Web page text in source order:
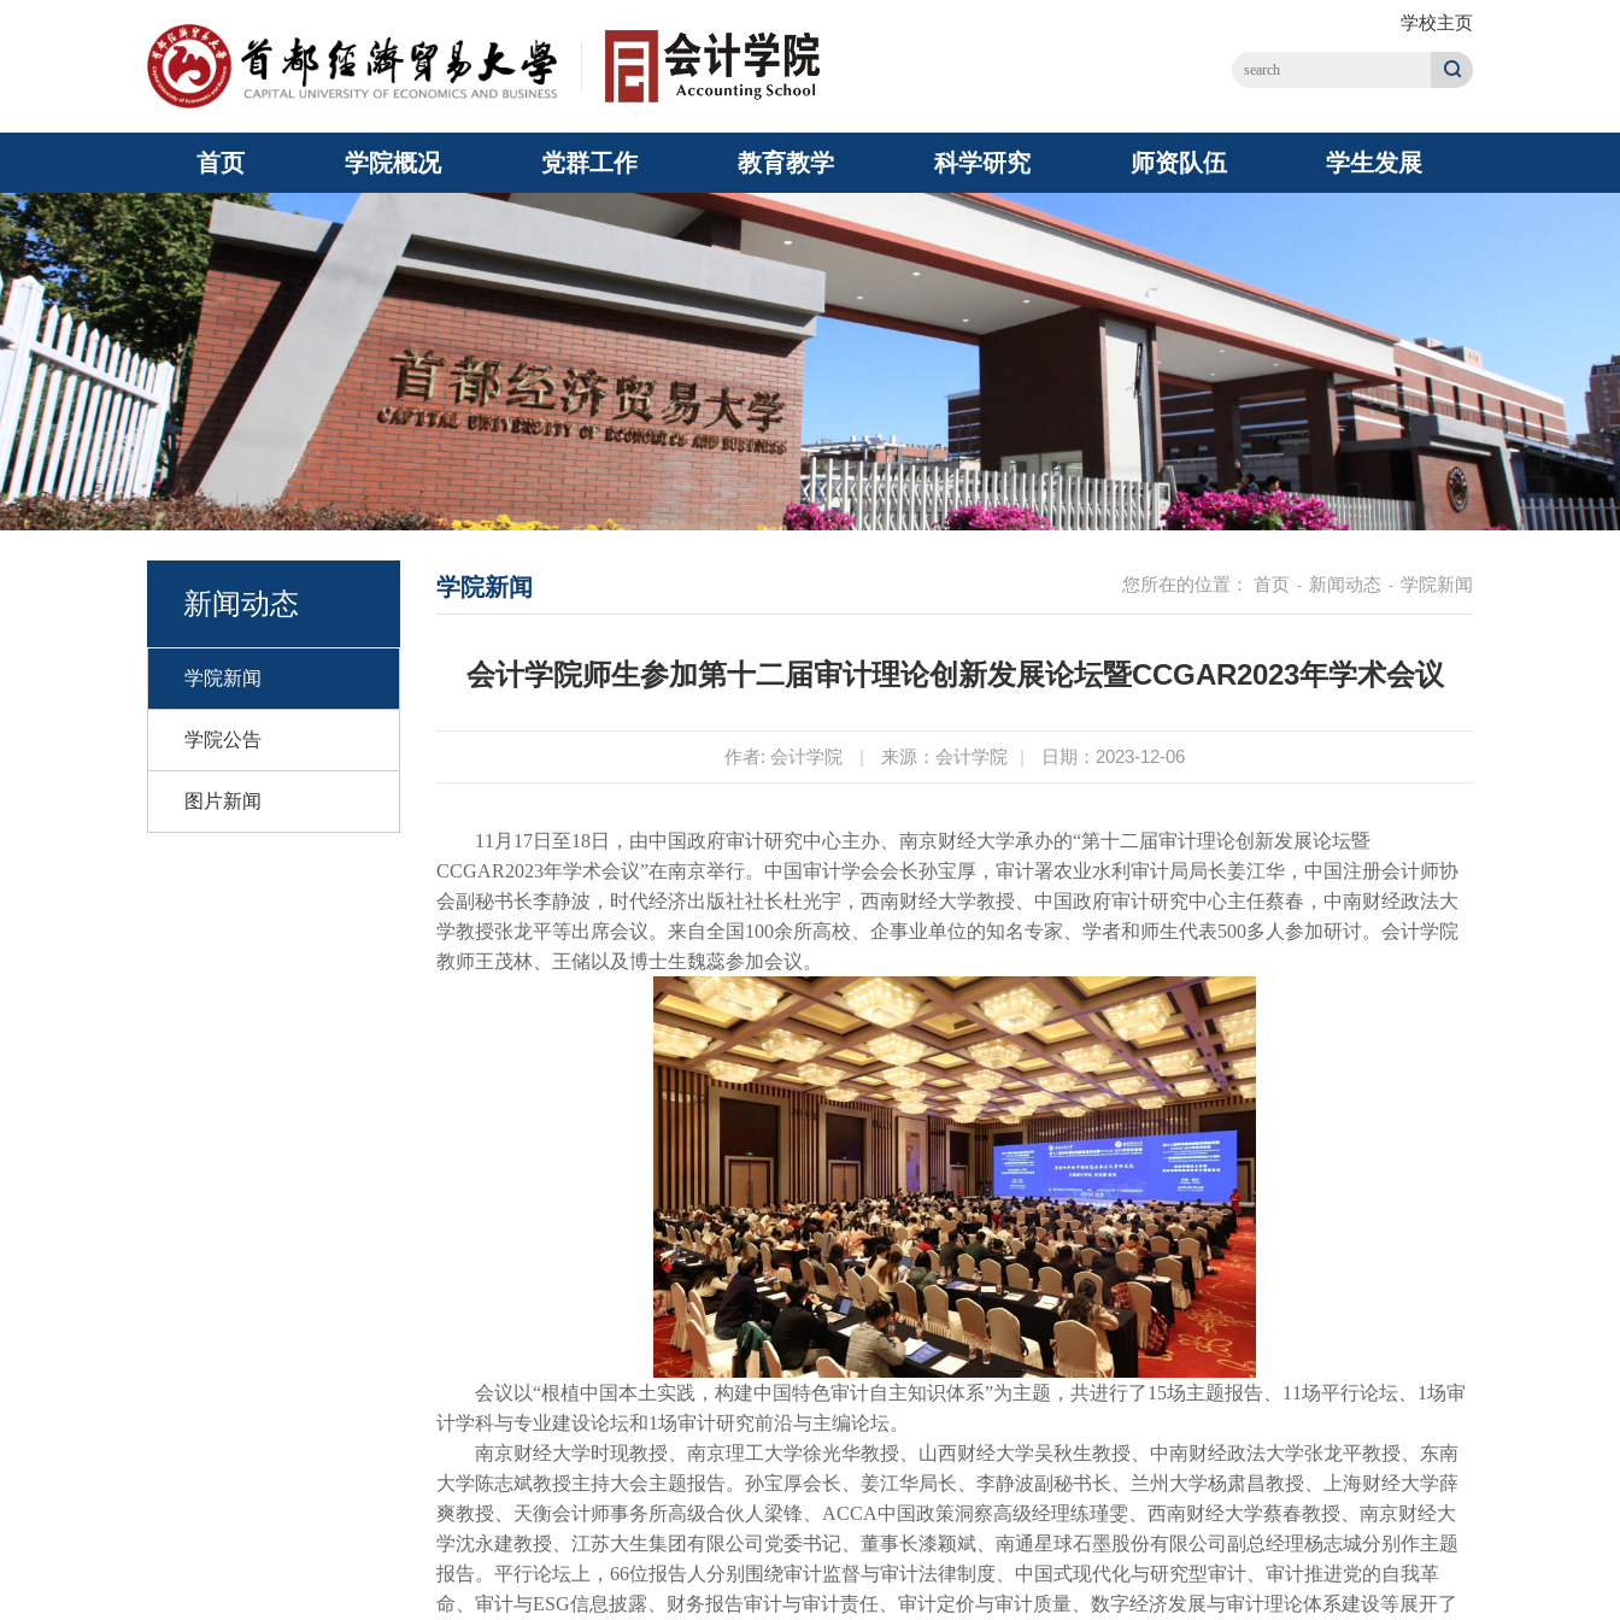
学校主页
首页 学院概况 党群工作 教育教学 科学研究 师资队伍 学生发展
新闻动态
学院新闻
学院公告
图片新闻
您所在的位置： 首页 - 新闻动态 - 学院新闻
学院新闻
会计学院师生参加第十二届审计理论创新发展论坛暨CCGAR2023年学术会议
作者: 会计学院 | 来源：会计学院 | 日期：2023-12-06
11月17日至18日，由中国政府审计研究中心主办、南京财经大学承办的“第十二届审计理论创新发展论坛暨
CCGAR2023年学术会议”在南京举行。中国审计学会会长孙宝厚，审计署农业水利审计局局长姜江华，中国注册会计师协
会副秘书长李静波，时代经济出版社社长杜光宇，西南财经大学教授、中国政府审计研究中心主任蔡春，中南财经政法大
学教授张龙平等出席会议。来自全国100余所高校、企事业单位的知名专家、学者和师生代表500多人参加研讨。会计学院
教师王茂林、王储以及博士生魏蕊参加会议。
会议以“根植中国本土实践，构建中国特色审计自主知识体系”为主题，共进行了15场主题报告、11场平行论坛、1场审
计学科与专业建设论坛和1场审计研究前沿与主编论坛。
南京财经大学时现教授、南京理工大学徐光华教授、山西财经大学吴秋生教授、中南财经政法大学张龙平教授、东南
大学陈志斌教授主持大会主题报告。孙宝厚会长、姜江华局长、李静波副秘书长、兰州大学杨肃昌教授、上海财经大学薛
爽教授、天衡会计师事务所高级合伙人梁锋、ACCA中国政策洞察高级经理练瑾雯、西南财经大学蔡春教授、南京财经大
学沈永建教授、江苏大生集团有限公司党委书记、董事长漆颖斌、南通星球石墨股份有限公司副总经理杨志城分别作主题
报告。平行论坛上，66位报告人分别围绕审计监督与审计法律制度、中国式现代化与研究型审计、审计推进党的自我革
命、审计与ESG信息披露、财务报告审计与审计责任、审计定价与审计质量、数字经济发展与审计理论体系建设等展开了